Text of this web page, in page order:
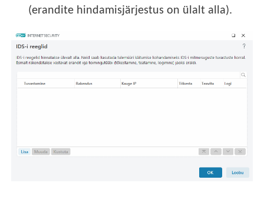
(erandite hindamisjärjestus on ülalt alla).